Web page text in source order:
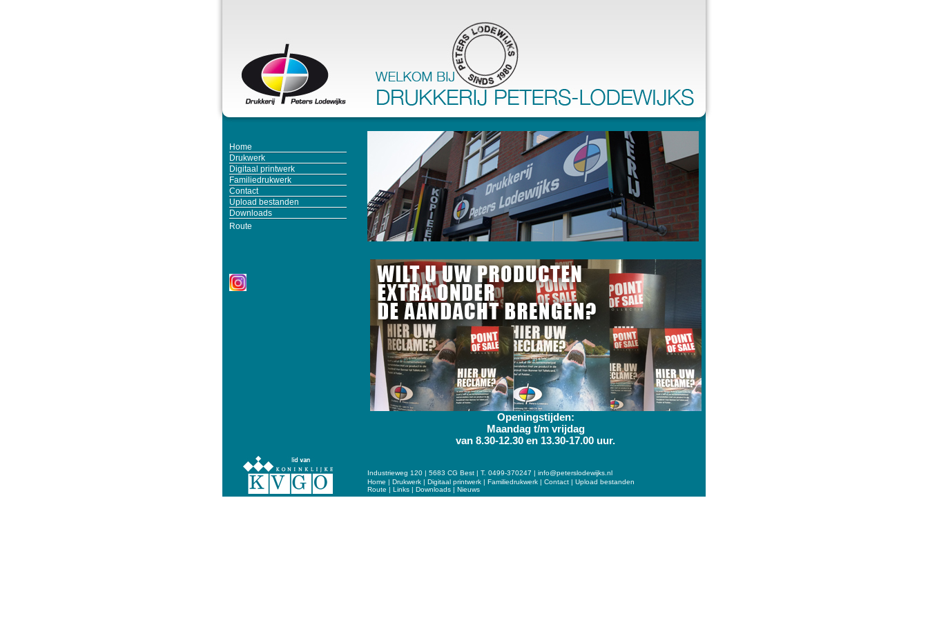
Home
Drukwerk
Digitaal printwerk
Familiedrukwerk
Contact
Upload bestanden
Downloads
Route
Openingstijden:
Maandag t/m vrijdag
van 8.30-12.30 en 13.30-17.00 uur.
Industrieweg 120 | 5683 CG Best | T. 0499-370247 | info@peterslodewijks.nl
Home | Drukwerk | Digitaal printwerk | Familiedrukwerk | Contact | Upload bestanden
Route | Links | Downloads | Nieuws